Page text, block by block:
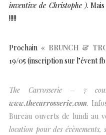
inventive de Christophe ).
!!!!!
Prochain « BRUNCH &
19/05 (inscription sur l’évent
The Carrosserie – 7
www.thecarrosserie.com.
Bureau ouverts de lundi au
location pour des évènements,